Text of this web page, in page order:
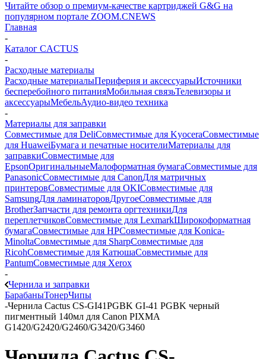
Читайте обзор о премиум-качестве картриджей G&G на
популярном портале ZOOM.CNEWS
Главная
-
Каталог CACTUS
-
Расходные материалы
Расходные материалыПериферия и аксессуарыИсточники
бесперебойного питанияМобильная связьТелевизоры и
аксессуарыМебельАудио-видео техника
-
Материалы для заправки
Совместимые для DeliСовместимые для KyoceraСовместимые
для HuaweiБумага и печатные носителиМатериалы для
заправкиСовместимые для
EpsonОригинальныеМалоформатная бумагаСовместимые для
PanasonicСовместимые для CanonДля матричных
принтеровСовместимые для OKIСовместимые для
SamsungДля ламинаторовДругоеСовместимые для
BrotherЗапчасти для ремонта оргтехникиДля
переплетчиковСовместимые для LexmarkШирокоформатная
бумагаСовместимые для HPСовместимые для Konica-
MinoltaСовместимые для SharpСовместимые для
RicohСовместимые для КатюшаСовместимые для
PantumСовместимые для Xerox
-
Чернила и заправки
БарабаныТонерЧипы
-Чернила Cactus CS-GI41PGBK GI-41 PGBK черный
пигментный 140мл для Canon PIXMA
G1420/G2420/G2460/G3420/G3460